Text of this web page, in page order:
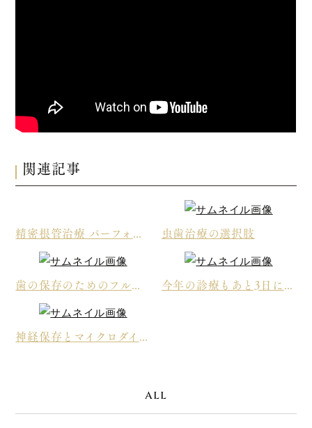
関連記事
精密根管治療 パーフォーレーション 虫歯治療の選択肢
歯の保存のためのフルコース治療 その後オールセラミック 今年の診療もあと3日になります。。。
神経保存とマイクロダイレクトボンディング
ALL